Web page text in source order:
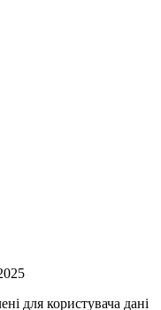
для користувача дані